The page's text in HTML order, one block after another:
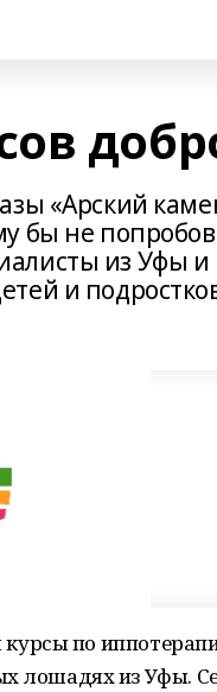
«Арский
бы не
из Уфы и
и
курсы по
лошадях из Уфы.